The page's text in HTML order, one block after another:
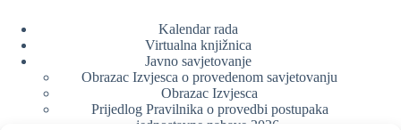
Kalendar rada
Virtualna knjižnica
Javno savjetovanje
Obrazac Izvjesca o provedenom savjetovanju
Obrazac Izvjesca
Prijedlog Pravilnika o provedbi postupaka
jednostavne nabave 2026.